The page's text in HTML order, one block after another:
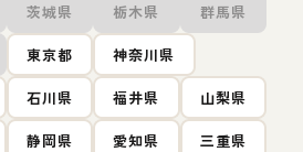
茨城県 栃木県 群馬県
東京都 神奈川県
石川県 福井県 山梨県
静岡県 愛知県 三重県